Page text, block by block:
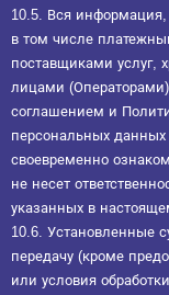
10.5. Вся информация,
в том числе
поставщиками услуг,
лицами (Операторами)
соглашением и
персональных данных
своевременно
не несет
указанных в
10.6. Установленные
передачу (кроме
или условия